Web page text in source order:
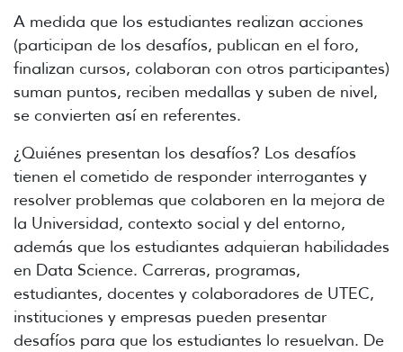
A medida que los estudiantes realizan acciones
(participan de los desafíos, publican en el foro,
finalizan cursos, colaboran con otros participantes)
suman puntos, reciben medallas y suben de nivel,
se convierten así en referentes.
¿Quiénes presentan los desafíos? Los desafíos
tienen el cometido de responder interrogantes y
resolver problemas que colaboren en la mejora de
la Universidad, contexto social y del entorno,
además que los estudiantes adquieran habilidades
en Data Science. Carreras, programas,
estudiantes, docentes y colaboradores de UTEC,
instituciones y empresas pueden presentar
desafíos para que los estudiantes lo resuelvan. De